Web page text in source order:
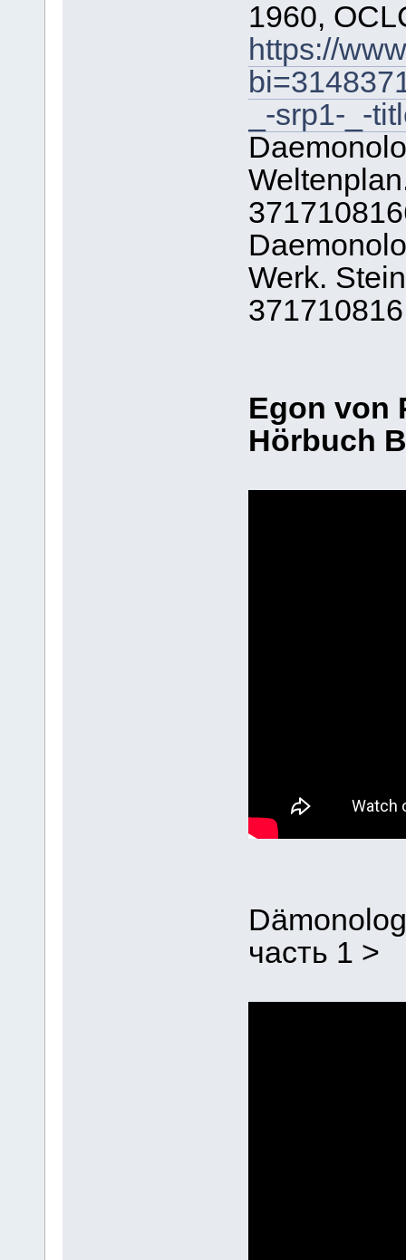
1960,
https://
_-srp1-_-
Werk.
371710816
Egon von
Hörbuch
часть 1 >